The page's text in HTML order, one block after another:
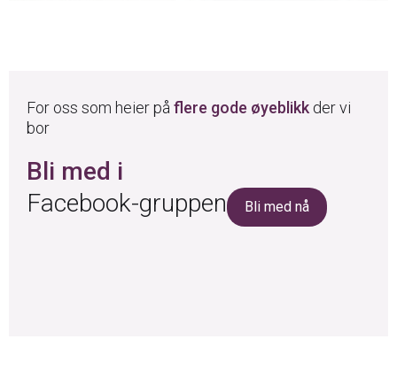
For oss som heier på flere gode øyeblikk der vi
bor
Bli med i
Facebook-gruppen
Bli med nå